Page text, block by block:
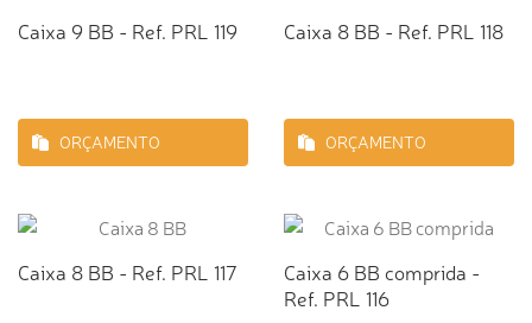
Caixa 9 BB - Ref. PRL 119
ORÇAMENTO
Caixa 8 BB - Ref. PRL 118
ORÇAMENTO
Caixa 8 BB - Ref. PRL 117
Caixa 6 BB comprida -
Ref. PRL 116